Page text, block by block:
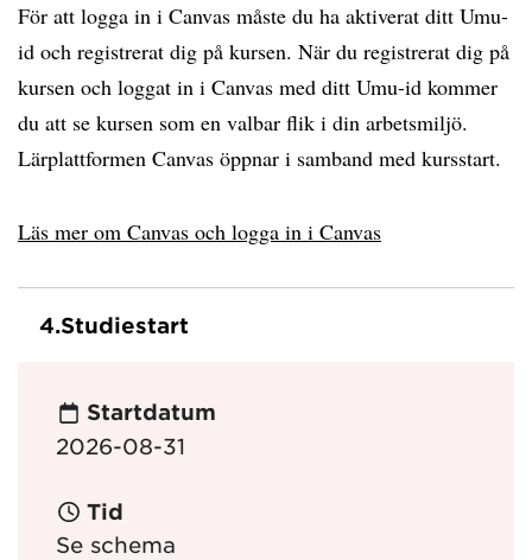
För att logga in i Canvas måste du ha aktiverat ditt Umu-
id och registrerat dig på kursen. När du registrerat dig på
kursen och loggat in i Canvas med ditt Umu-id kommer
du att se kursen som en valbar flik i din arbetsmiljö.
Lärplattformen Canvas öppnar i samband med kursstart.
Läs mer om Canvas och logga in i Canvas
4.Studiestart
Startdatum
2026-08-31
Tid
Se schema